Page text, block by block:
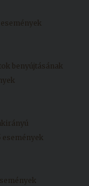
benyújtásának
események